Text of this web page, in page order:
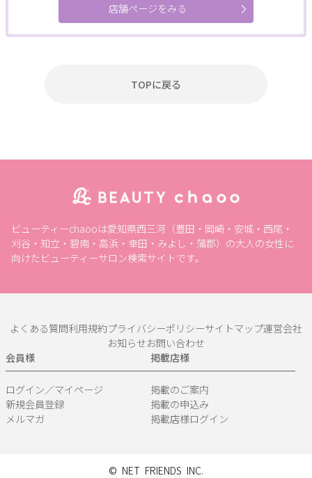
店舗ページをみる
TOPに戻る
ビューティーchaooは愛知県西三河（豊田・岡崎・安城・西尾・
刈谷・知立・碧南・高浜・幸田・みよし・蒲郡）の大人の女性に
向けたビューティーサロン検索サイトです。
よくある質問利用規約プライバシーポリシーサイトマップ運営会社
お知らせお問い合わせ
会員様
ログイン／マイページ
新規会員登録
メルマガ
掲載店様
掲載のご案内
掲載の申込み
掲載店様ログイン
© NET FRIENDS INC.